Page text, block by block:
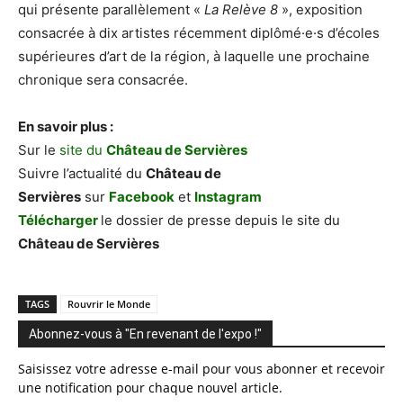
qui présente parallèlement « La Relève 8 », exposition
consacrée à dix artistes récemment diplômé·e·s d’écoles
supérieures d’art de la région, à laquelle une prochaine
chronique sera consacrée.
En savoir plus :
Sur le site du Château de Servières
Suivre l’actualité du Château de
Servières sur Facebook et Instagram
Télécharger le dossier de presse depuis le site du
Château de Servières
TAGS Rouvrir le Monde
Abonnez-vous à "En revenant de l'expo !"
Saisissez votre adresse e-mail pour vous abonner et recevoir
une notification pour chaque nouvel article.